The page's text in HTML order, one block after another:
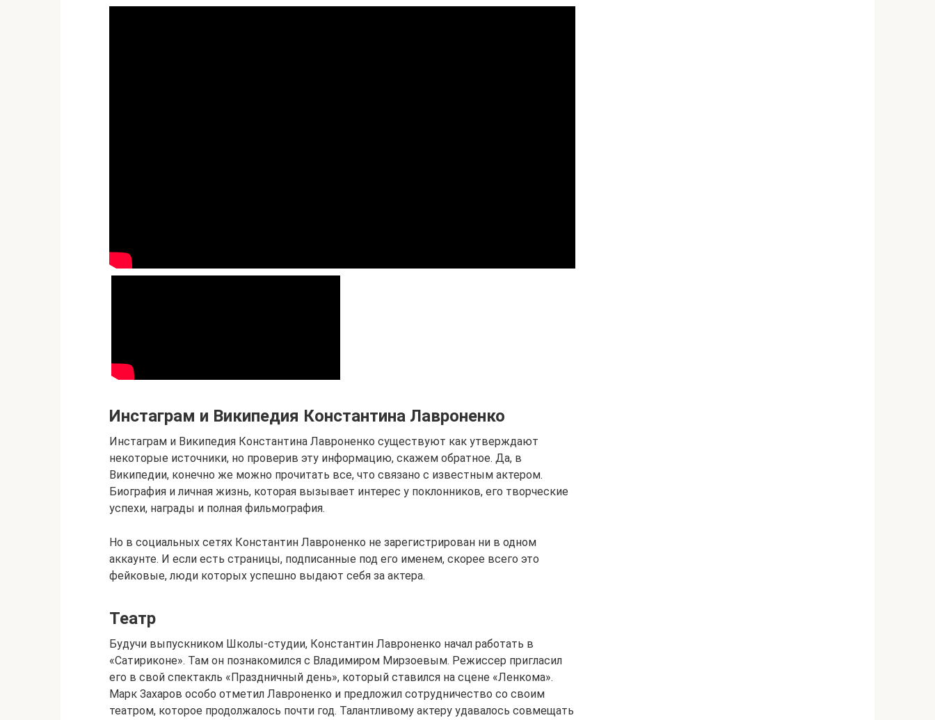
Инстаграм и Википедия Константина Лавроненко
Инстаграм и Википедия Константина Лавроненко существуют как утверждают
некоторые источники, но проверив эту информацию, скажем обратное. Да, в
Википедии, конечно же можно прочитать все, что связано с известным актером.
Биография и личная жизнь, которая вызывает интерес у поклонников, его творческие
успехи, награды и полная фильмография.
Но в социальных сетях Константин Лавроненко не зарегистрирован ни в одном
аккаунте. И если есть страницы, подписанные под его именем, скорее всего это
фейковые, люди которых успешно выдают себя за актера.
Театр
Будучи выпускником Школы-студии, Константин Лавроненко начал работать в
«Сатириконе». Там он познакомился с Владимиром Мирзоевым. Режиссер пригласил
его в свой спектакль «Праздничный день», который ставился на сцене «Ленкома».
Марк Захаров особо отметил Лавроненко и предложил сотрудничество со своим
театром, которое продолжалось почти год. Талантливому актеру удавалось совмещать